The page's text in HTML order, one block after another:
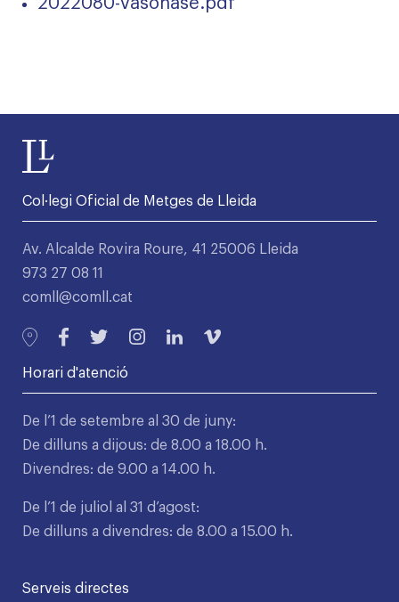
Col·legi Oficial de Metges de Lleida
Av. Alcalde Rovira Roure, 41 25006 Lleida
973 27 08 11
comll@comll.cat
Horari d'atenció
De l’1 de setembre al 30 de juny:
De dilluns a dijous: de 8.00 a 18.00 h.
Divendres: de 9.00 a 14.00 h.
De l’1 de juliol al 31 d’agost:
De dilluns a divendres: de 8.00 a 15.00 h.
Serveis directes